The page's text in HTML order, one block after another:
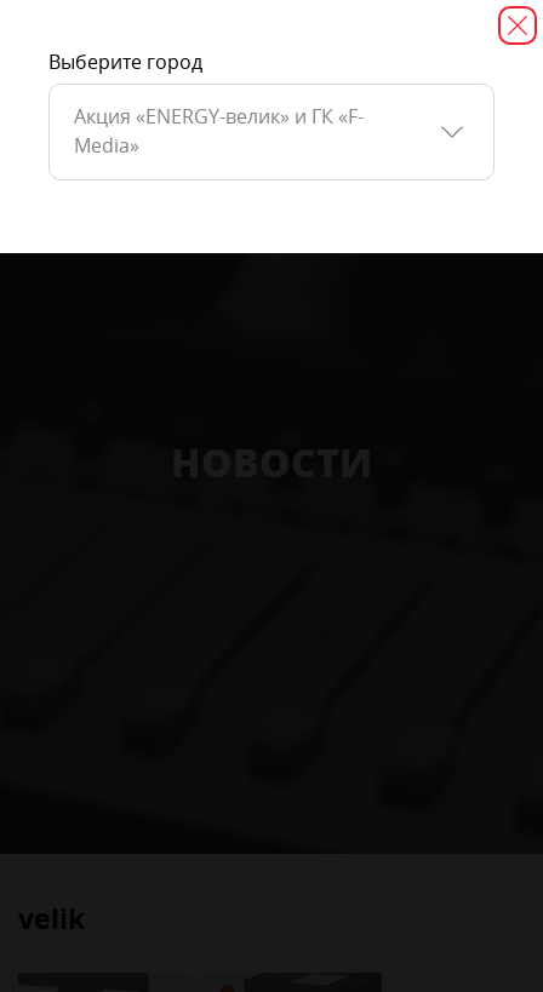
velik
Выберите город
Акция «ENERGY-велик» и ГК «F-
Media»